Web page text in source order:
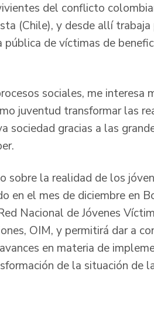
del conflicto
(Chile), y desde allí
de víctimas de
sociales, me interesa
juventud transformar las
sociedad gracias a las
sobre la realidad de los
en el mes de diciembre en
Nacional de Jóvenes
OIM, y permitirá dar a
en materia de
de la situación de